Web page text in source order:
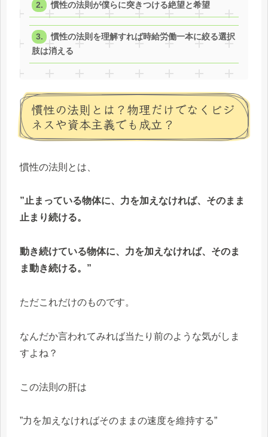
慣性の法則が僕らに突きつける絶望と希望
慣性の法則を理解すれば時給労働一本に絞る選択
肢は消える
慣性の法則とは？物理だけでなくビジ
ネスや資本主義でも成立？
慣性の法則とは、
”止まっている物体に、力を加えなければ、そのまま
止まり続ける。
動き続けている物体に、力を加えなければ、そのま
ま動き続ける。”
ただこれだけのものです。
なんだか言われてみれば当たり前のような気がしま
すよね？
この法則の肝は
”力を加えなければそのままの速度を維持する”